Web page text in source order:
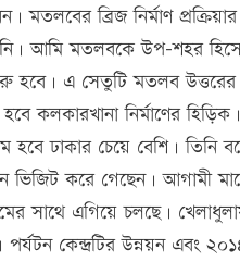
মতলবের ব্রিজ নির্মাণ
আমি মতলবকে উপ-শহর
হবে। এ সেতুটি মতলব
কলকারখানা নির্মাণের
ঢাকার চেয়ে বেশি। তিনি
ভিজিট করে গেছেন। আগামী
সাথে এগিয়ে চলছে।
কেন্দ্রটির উন্নয়ন এবং